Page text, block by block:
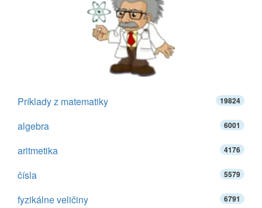
Príklady z matematiky 19824
algebra 6001
aritmetika 4176
čísla 5579
fyzikálne veličiny 6791